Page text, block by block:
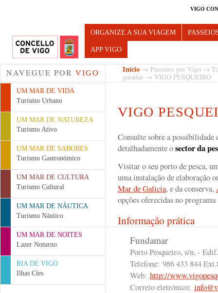
VIGO
Turismo de Vigo
ORGANIZE A SUA VIAGEM
APP VIGO
NAVEGUE POR VIGO
UM MAR DE VIDA
Turismo Urbano
UM MAR DE NATUREZA
Turismo Ativo
UM MAR DE SABORES
Turismo Gastronómico
UM MAR DE CULTURA
Turismo Cultural
UM MAR DE NÁUTICA
Turismo Náutico
UM MAR DE NOITES
Lazer Noturno
RIA DE VIGO
Ilhas Cíes
Início → Passeios por Vigo →
guiadas → VIGO PESQUEIRO
VIGO
Consulte sobre a possibilidade
detalhadamente osector da
Visitar o seu porto de pesca,
uma instalação de elaboração
Mar de Galicia, e da conserva,
opções oferecidas no
Informação prática
Fundamar
Porto Pesqueiro, s/n, -
Telefone: 986 433 844
Web: http://
Correio eletrónico: